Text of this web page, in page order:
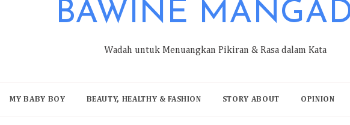
BAWINE
Wadah untuk Menuangkan Pikiran & Rasa dalam Kata
MY BABY BOY BEAUTY, HEALTHY & FASHION STORY ABOUT OPINION